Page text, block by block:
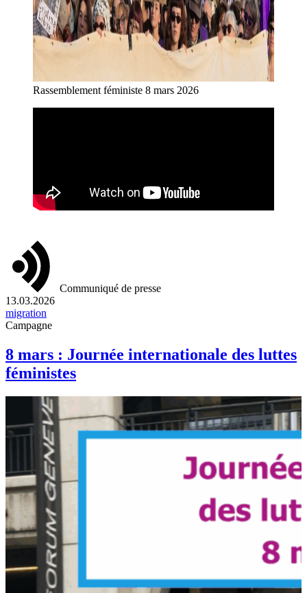
Rassemblement féministe 8 mars 2026
Communiqué de presse
13.03.2026
migration
Campagne
8 mars : Journée internationale des luttes
féministes